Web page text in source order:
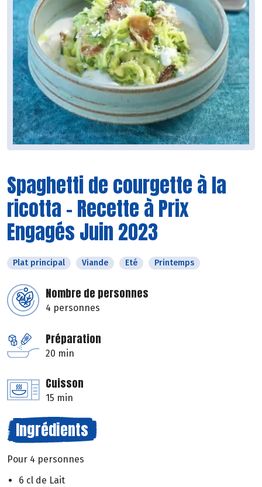
Spaghetti de courgette à la
ricotta - Recette à Prix
Engagés Juin 2023
Plat principal Viande Eté Printemps
Nombre de personnes
4 personnes
Préparation
20 min
Cuisson
15 min
Ingrédients
Pour 4 personnes
6 cl de Lait